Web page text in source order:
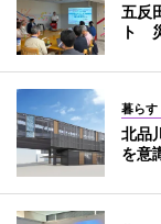
五反
ト
暮らす
北品
を意